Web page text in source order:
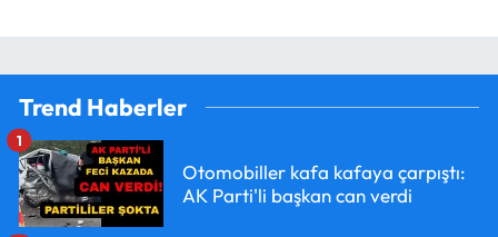
Trend Haberler
Otomobiller kafa kafaya çarpıştı:
AK Parti'li başkan can verdi
1